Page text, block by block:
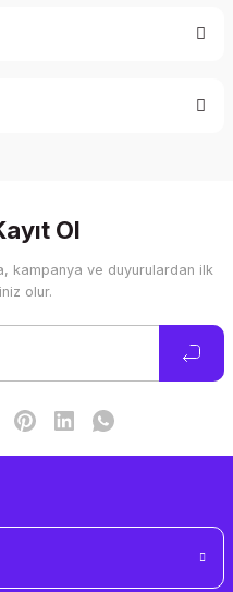
ederiz.
görüntülenemiyor.
Ol
kampanya ve duyurulardan ilk
olur.